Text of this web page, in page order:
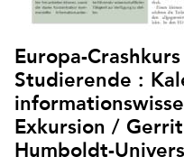
Europa-
Studierende :
Exkursion /
Humboldt-